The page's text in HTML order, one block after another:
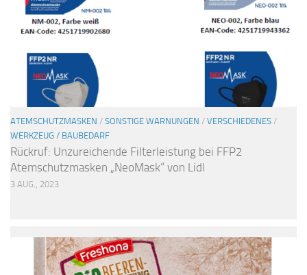
ATEMSCHUTZMASKEN / SONSTIGE WARNUNGEN / VERSCHIEDENES /
WERKZEUG / BAUBEDARF
Rückruf: Unzureichende Filterleistung bei FFP2
Atemschutzmasken „NeoMask“ von Lidl
3 AUG., 2023